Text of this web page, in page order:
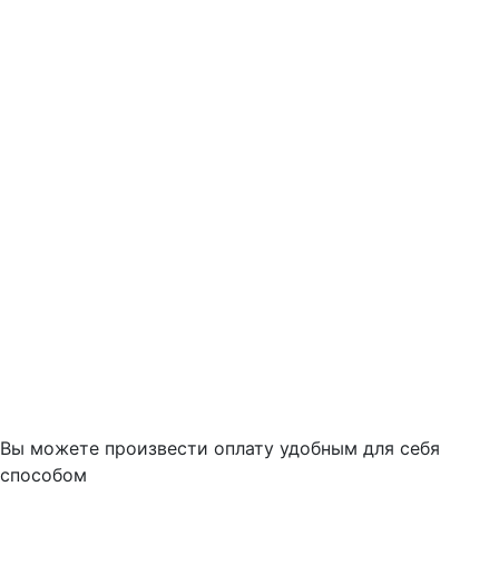
Вы можете произвести оплату удобным для себя
способом